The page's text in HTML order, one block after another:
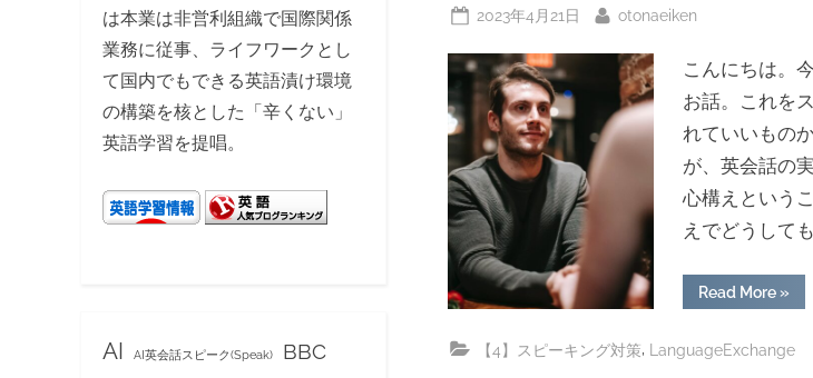
級
格
な
っ
勉
強
法
一
Posted
2023年4月21日 By
otonaeiken
こんにちは。
お話。これを
れていいもの
が、英会話の
心構えという
えでどうして
Read More“読
ま
始
»
【4】スピーキング対策 LanguageExchange
は本業は非営利組織で国際関係
業務に従事、ライフワークとし
て国内でもできる英語漬け環境
の構築を核とした「辛くない」
英語学習を提唱。
AI AI英会話スピーク(Speak) BBC